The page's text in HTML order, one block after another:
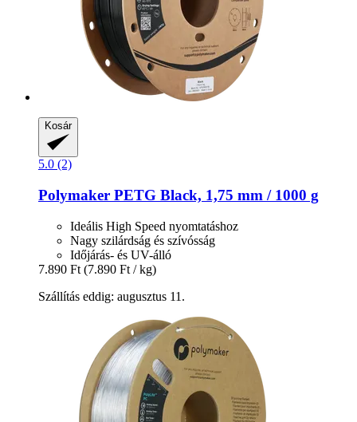
Kosár
5.0 (2)
Polymaker PETG Black, 1,75 mm / 1000 g
Ideális High Speed nyomtatáshoz
Nagy szilárdság és szívósság
Időjárás- és UV-álló
7.890 Ft (7.890 Ft / kg)
Szállítás eddig: augusztus 11.